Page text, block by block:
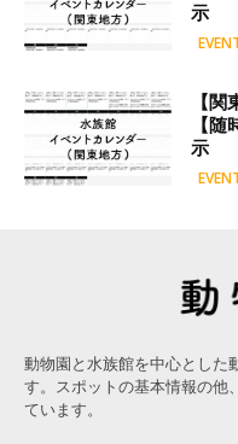
示
【
【
示
動物園と水族館を中心とした
す。スポットの基本情報の他
ています。